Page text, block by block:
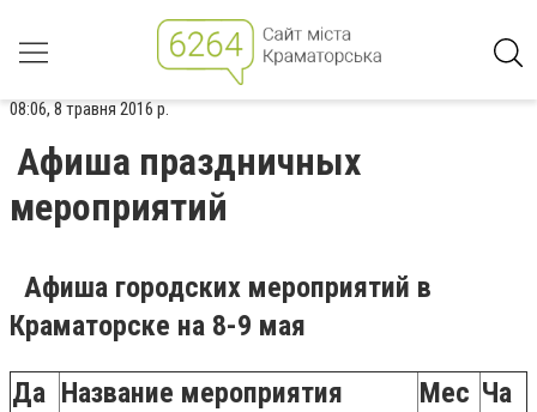
08:06, 8 травня 2016 р.
Афиша праздничных
мероприятий
Афиша городских мероприятий в
Краматорске на 8-9 мая
Да Название мероприятия
Мес Ча